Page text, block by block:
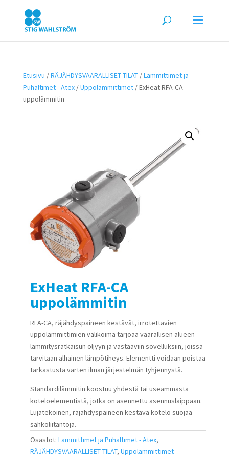
Etusivu /RÄJÄHDYSVAARALLISET TILAT/Lämmittimet ja
Puhaltimet - Atex/Uppolämmittimet/ ExHeat RFA-CA
uppolämmitin
ExHeat RFA-CA
uppolämmitin
RFA-CA, räjähdyspaineen kestävät, irrotettavien
uppolämmittimien valikoima tarjoaa vaarallisen alueen
lämmitysratkaisun öljyyn ja vastaaviin sovelluksiin, joissa
tarvitaan alhainen lämpötiheys. Elementti voidaan poistaa
tarkastusta varten ilman järjestelmän tyhjennystä.
Standardilämmitin koostuu yhdestä tai useammasta
koteloelementistä, jotka on asennettu asennuslaippaan.
Lujatekoinen, räjähdyspaineen kestävä kotelo suojaa
sähköliitäntöjä.
Osastot: Lämmittimet ja Puhaltimet - Atex,
RÄJÄHDYSVAARALLISET TILAT, Uppolämmittimet